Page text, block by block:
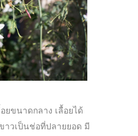
ยขนาดกลาง เลื้อยได้
าวเป็นช่อที่ปลายยอด มี